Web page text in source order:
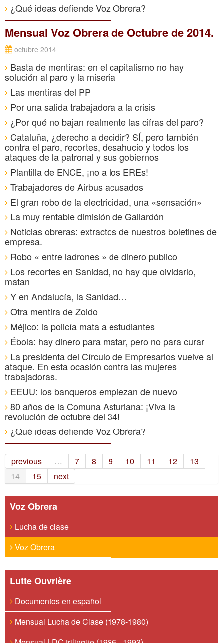
¿Qué ideas defiende Voz Obrera?
Mensual Voz Obrera de Octubre de 2014.
octubre 2014
Basta de mentiras: en el capitalismo no hay
solución al paro y la miseria
Las mentiras del PP
Por una salida trabajadora a la crisis
¿Por qué no bajan realmente las cifras del paro?
Cataluña, ¿derecho a decidir? SÍ, pero también
contra el paro, recortes, desahucio y todos los
ataques de la patronal y sus gobiernos
Plantilla de ENCE, ¡no a los EREs!
Trabajadores de Airbus acusados
El gran robo de la electricidad, una «sensación»
La muy rentable dimisión de Gallardón
Noticias obreras: extractos de nuestros boletines de
empresa.
Robo « entre ladrones » de dinero publico
Los recortes en Sanidad, no hay que olvidarlo,
matan
Y en Andalucía, la Sanidad…
Otra mentira de Zoido
Méjico: la policía mata a estudiantes
Ébola: hay dinero para matar, pero no para curar
La presidenta del Círculo de Empresarios vuelve al
ataque. En esta ocasión contra las mujeres
trabajadoras.
EEUU: los banqueros empiezan de nuevo
80 años de la Comuna Asturiana: ¡Viva la
revolución de octubre del 34!
¿Qué ideas defiende Voz Obrera?
previous … 7 8 9 10 11 12
13
14
15 next
Voz Obrera
Lucha de clase
Voz Obrera
Lutte Ouvrière
Documentos en español
Mensual Lucha de Clase (1978-1980)